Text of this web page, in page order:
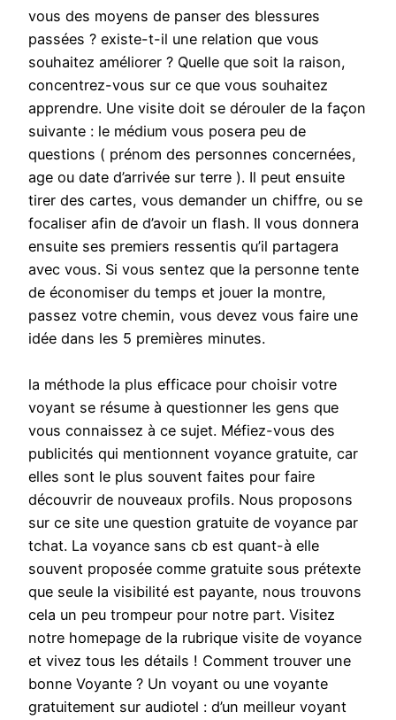
vous des moyens de panser des blessures
passées ? existe-t-il une relation que vous
souhaitez améliorer ? Quelle que soit la raison,
concentrez-vous sur ce que vous souhaitez
apprendre. Une visite doit se dérouler de la façon
suivante : le médium vous posera peu de
questions ( prénom des personnes concernées,
age ou date d’arrivée sur terre ). Il peut ensuite
tirer des cartes, vous demander un chiffre, ou se
focaliser afin de d’avoir un flash. Il vous donnera
ensuite ses premiers ressentis qu’il partagera
avec vous. Si vous sentez que la personne tente
de économiser du temps et jouer la montre,
passez votre chemin, vous devez vous faire une
idée dans les 5 premières minutes.
la méthode la plus efficace pour choisir votre
voyant se résume à questionner les gens que
vous connaissez à ce sujet. Méfiez-vous des
publicités qui mentionnent voyance gratuite, car
elles sont le plus souvent faites pour faire
découvrir de nouveaux profils. Nous proposons
sur ce site une question gratuite de voyance par
tchat. La voyance sans cb est quant-à elle
souvent proposée comme gratuite sous prétexte
que seule la visibilité est payante, nous trouvons
cela un peu trompeur pour notre part. Visitez
notre homepage de la rubrique visite de voyance
et vivez tous les détails ! Comment trouver une
bonne Voyante ? Un voyant ou une voyante
gratuitement sur audiotel : d’un meilleur voyant